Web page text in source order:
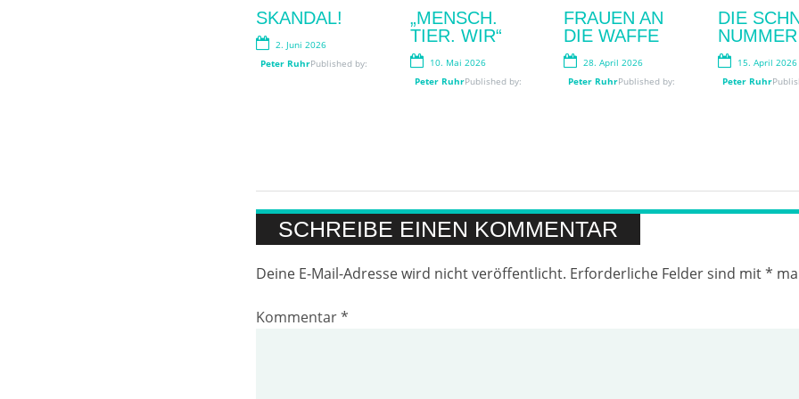
„BIMBI
EDUCATI“!
29. Juli 2026
BLUMENZAUB
ER AN DER
OOS: BLOOM-
APP? BLOOM
UP!
LESEN IM
SCHATTEN
3. Juli 2026
Published by:
Peter Ruhr
WICHTIG?
12. Juni 2026
Peter Ruhr
SKANDAL!
2. Juni 2026
Published by:
Peter Ruhr
„MENSCH.
TIER. WIR“
10. Mai 2026
Published by:
Peter Ruhr
FRAUEN AN
DIE WAFFE
28. April 2026
Published by:
Peter Ruhr
DIE
NUMMER
15. April 2026
Peter Ruhr
SCHREIBE EINEN KOMMENTAR
Deine E-Mail-Adresse wird nicht veröffentlicht. Erforderliche Felder sind mit*
Kommentar*